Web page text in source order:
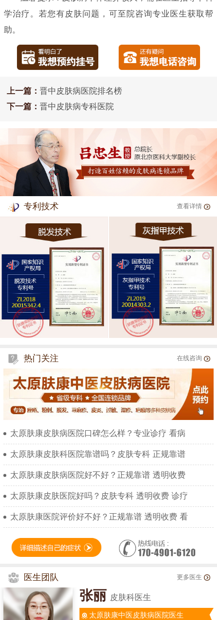
学治疗。若您有皮肤问题，可至院咨询专业医生获取帮
助。
上一篇： 晋中皮肤病医院排名榜
下一篇： 晋中皮肤病专科医院
专利技术 查看详情
热门关注 在线咨询
太原肤康皮肤病医院口碑怎么样？专业诊疗 看病
太原肤康皮肤科医院靠谱吗？皮肤专科 正规靠谱
太原肤康皮肤病医院好不好？正规靠谱 透明收费
太原肤康皮肤医院好吗？皮肤专科 透明收费 诊疗
太原肤康医院评价好不好？正规靠谱 透明收费 看
医生团队 更多医生
张丽 皮肤科医生
太原肤康中医皮肤病医院医生